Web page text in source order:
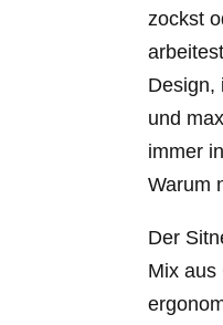
zockst
Design,
und
immer
Warum
Der
Mix aus